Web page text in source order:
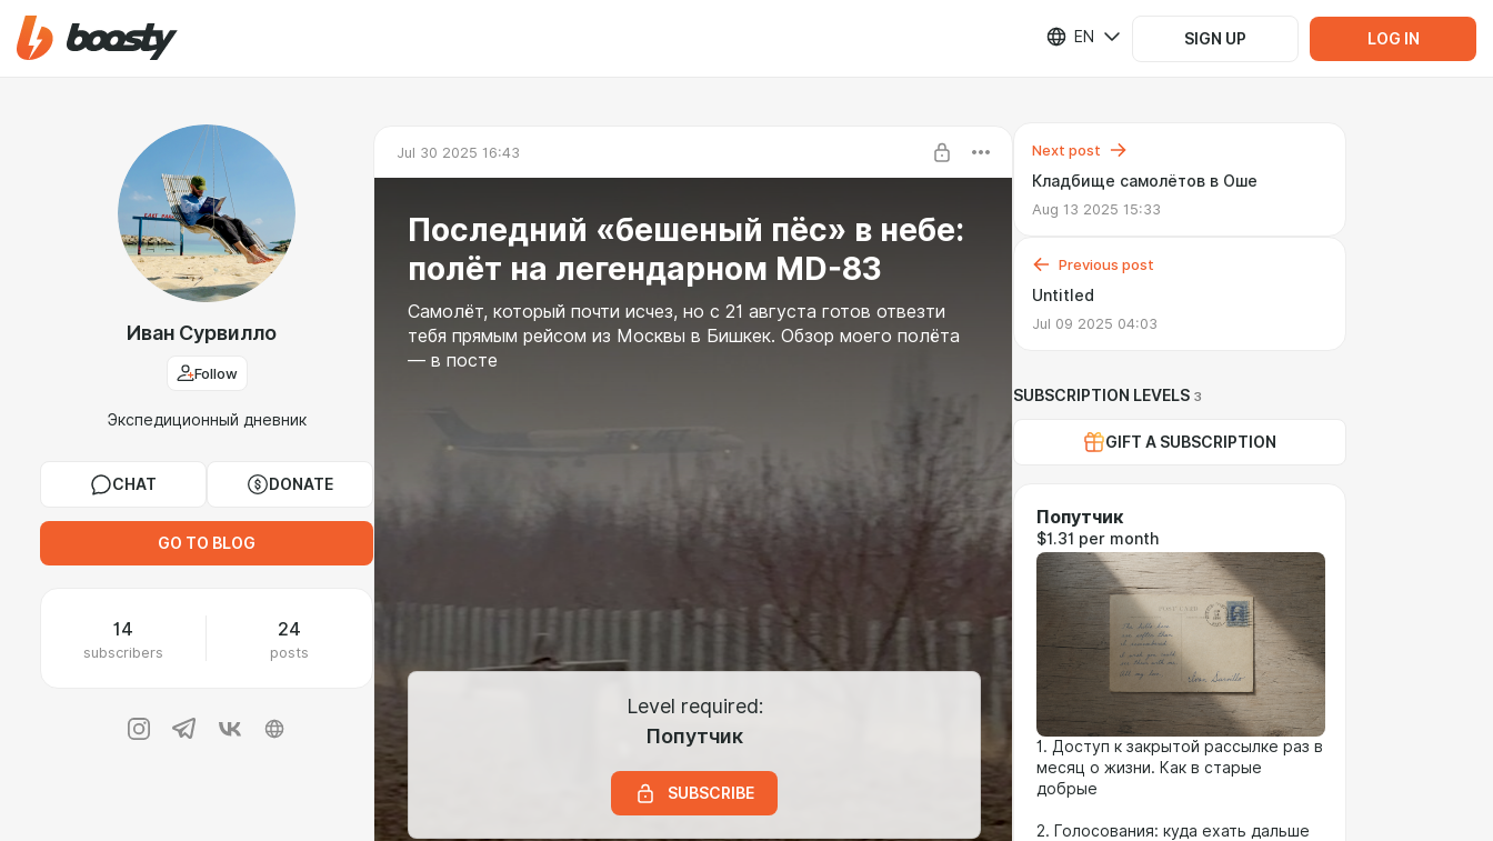
EN SIGN UP LOG IN
Иван Сурвилло
Follow
Экспедиционный дневник
CHAT DONATE
GO TO BLOG
14
subscribers
24
posts
Jul 30 2025 16:43
Последний «бешеный пёс» в небе:
полёт на легендарном MD-83
Самолёт, который почти исчез, но с 21 августа готов отвезти
тебя прямым рейсом из Москвы в Бишкек. Обзор моего полёта
— в посте
Level required:
Попутчик
SUBSCRIBE
Next post
Кладбище самолётов в Оше
Aug 13 2025 15:33
Previous post
Untitled
Jul 09 2025 04:03
SUBSCRIPTION LEVELS 3
GIFT A SUBSCRIPTION
Попутчик
$1.31 per month
1. Доступ к закрытой рассылке раз в
месяц о жизни. Как в старые
добрые
2. Голосования: куда ехать дальше